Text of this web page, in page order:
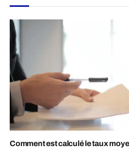
Comment est calculé le taux